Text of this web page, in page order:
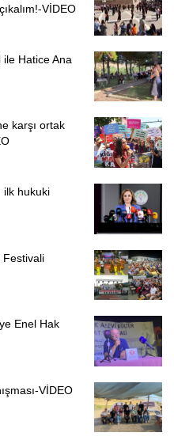
VİDEO
ile Hatice Ana
karşı ortak
ilk hukuki
Festivali
Enel Hak
VİDEO